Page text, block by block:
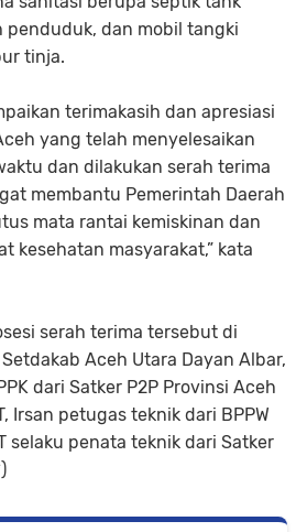
dan mobil tangki
tinja.
terimakasih dan apresiasi
yang telah menyelesaikan
dan dilakukan serah terima
membantu Pemerintah Daerah
mata rantai kemiskinan dan
kesehatan masyarakat,” kata
serah terima tersebut di
Aceh Utara Dayan Albar,
dari Satker P2P Provinsi Aceh
Irsan petugas teknik dari BPPW
selaku penata teknik dari Satker